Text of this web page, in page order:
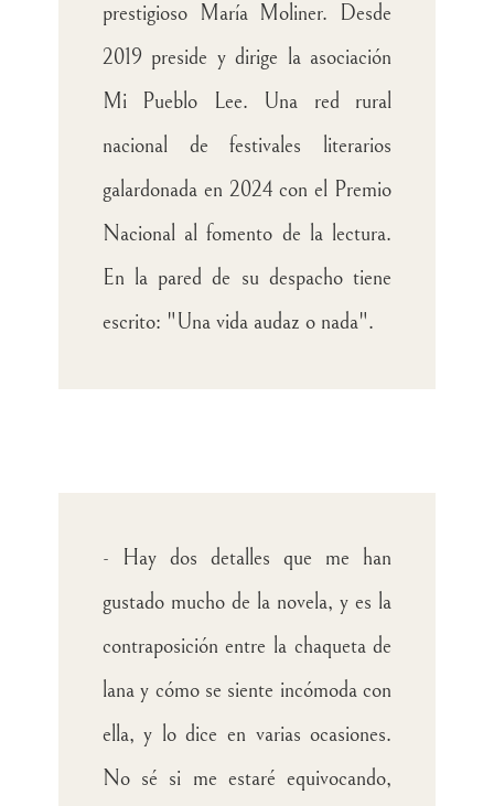
prestigioso María Moliner. Desde
2019 preside y dirige la asociación
Mi Pueblo Lee. Una red rural
nacional de festivales literarios
galardonada en 2024 con el Premio
Nacional al fomento de la lectura.
En la pared de su despacho tiene
escrito: "Una vida audaz o nada".
- Hay dos detalles que me han
gustado mucho de la novela, y es la
contraposición entre la chaquetade
lana y cómo se siente incómoda con
ella, y lo dice en varias ocasiones.
No sé si me estaréequivocando,